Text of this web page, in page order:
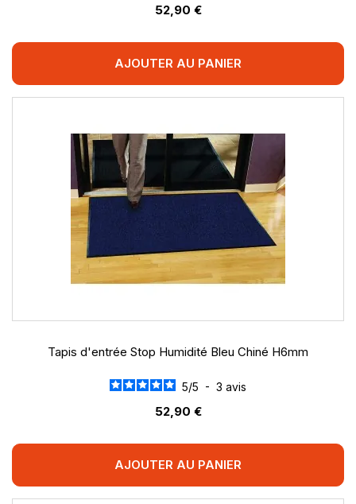
52,90 €
AJOUTER AU PANIER
Tapis d'entrée Stop Humidité Bleu Chiné H6mm
5/5 - 3 avis
52,90 €
AJOUTER AU PANIER